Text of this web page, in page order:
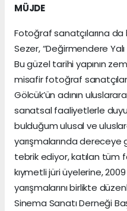
MÜJDE
Fotoğraf sanatçılarına
Sezer, “Değirmendere
Bu güzel tarihi yapının
misafir fotoğraf
Gölcük’ün adının
sanatsal faaliyetlerle
bulduğum ulusal ve
yarışmalarında dereceye
tebrik ediyor, katılan tüm
kıymetli jüri üyelerine,
yarışmalarını birlikte
Sinema Sanatı Derneği